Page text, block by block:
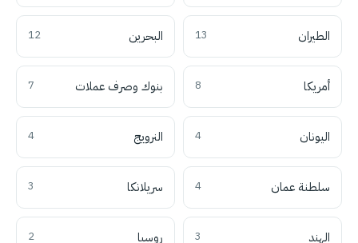
الطيران 13 البحرين 12
أمريكا 8 بنوك وصرف عملات 7
اليونان 4 النرويج 4
سلطنة عمان 4 سريلانكا 3
الهند 3 روسيا 2